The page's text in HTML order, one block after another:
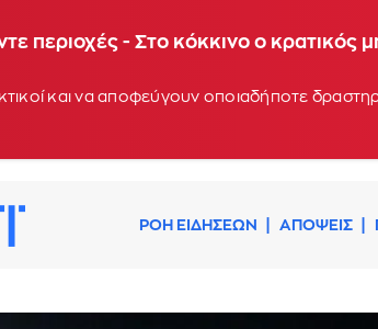
περιοχές - Στο κόκκινο ο κρατικός
και να αποφεύγουν οποιαδήποτε
ΡΟΗ ΕΙΔΗΣΕΩΝ ΑΠΟΨΕΙΣ